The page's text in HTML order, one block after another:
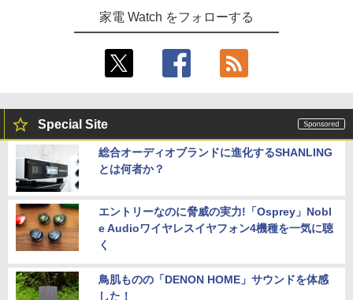
家電 Watch をフォローする
Special Site
総合オーディオブランドに進化するSHANLING
とは何者か？
エントリーなのに脅威の実力!「Osprey」Nobl
e Audioワイヤレスイヤフォン4機種を一気に聴
く
鳥肌ものの「DENON HOME」サウンドを体感
した！